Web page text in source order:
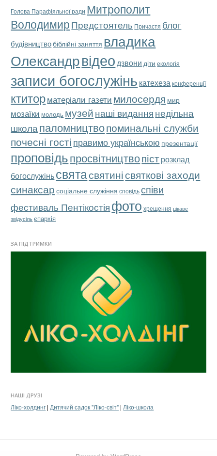
Голова Парафіяльної ради Митрополит
ВолодимирПредстоятель Причастя блог
будівництвобіблійні заняття владика
Олександрвідео дзвони діти екологія
записи богослужінь катехеза конференції
ктиторматеріали газети милосердя мир
мозаїки молодь музейнаші виданнянедільна
школапаломництвопоминальні служби
почесні гості правимо українською презентації
проповідьпросвітництвопістрозклад
богослужіньсвятасвятинісвяткові заходи
синаксар соціальне служіння сповідьспіви
фестиваль Пентікостіяфото хрещення цікаве
звідусіль єпархія
ЗА ПІДТРИМКИ
НАШІ ДРУЗІ
Ліко-холдинг | Дитячий садок "Ліко-світ" | Ліко-школа